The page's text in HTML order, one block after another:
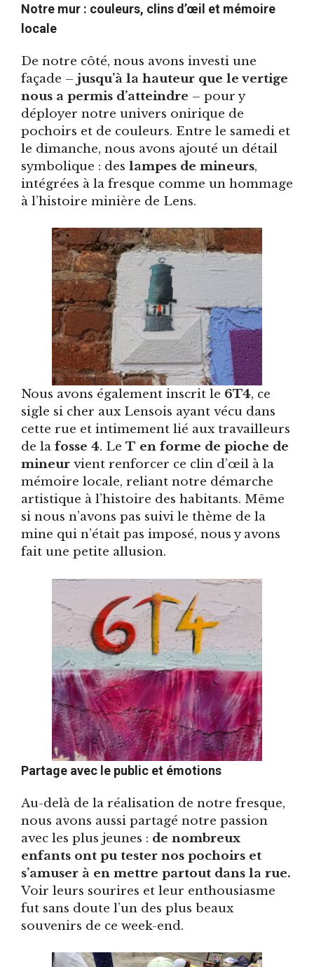
Notre mur : couleurs, clins d’œil et mémoire
locale
De notre côté, nous avons investi une
façade – jusqu’à la hauteur que le vertige
nous a permis d’atteindre – pour y
déployer notre univers onirique de
pochoirs et de couleurs. Entre le samedi et
le dimanche, nous avons ajouté un détail
symbolique : des lampes de mineurs,
intégrées à la fresque comme un hommage
à l’histoire minière de Lens.
Nous avons également inscrit le 6T4, ce
sigle si cher aux Lensois ayant vécu dans
cette rue et intimement lié aux travailleurs
de la fosse 4. Le T en forme de pioche de
mineur vient renforcer ce clin d’œil à la
mémoire locale, reliant notre démarche
artistique à l’histoire des habitants. Même
si nous n’avons pas suivi le thème de la
mine qui n’était pas imposé, nous y avons
fait une petite allusion.
Partage avec le public et émotions
Au-delà de la réalisation de notre fresque,
nous avons aussi partagé notre passion
avec les plus jeunes : de nombreux
enfants ont pu tester nos pochoirs et
s’amuser à en mettre partout dans la rue.
Voir leurs sourires et leur enthousiasme
fut sans doute l’un des plus beaux
souvenirs de ce week-end.